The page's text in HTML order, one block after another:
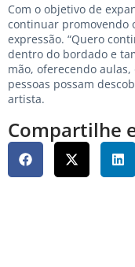
Com o objetivo de
continuar promovendo
expressão. “Quero
dentro do bordado e
mão, oferecendo
pessoas possam
artista.
Compartilhe